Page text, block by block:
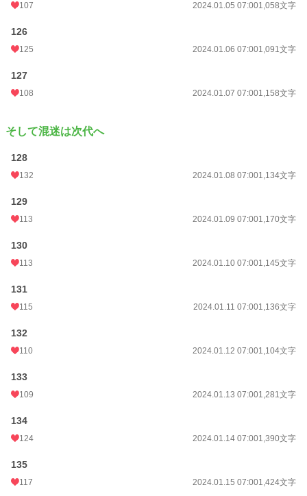
107 2024.01.05 07:001,058文字
126
125 2024.01.06 07:001,091文字
127
108 2024.01.07 07:001,158文字
そして混迷は次代へ
128
132 2024.01.08 07:001,134文字
129
113 2024.01.09 07:001,170文字
130
113 2024.01.10 07:001,145文字
131
115 2024.01.11 07:001,136文字
132
110 2024.01.12 07:001,104文字
133
109 2024.01.13 07:001,281文字
134
124 2024.01.14 07:001,390文字
135
117 2024.01.15 07:001,424文字